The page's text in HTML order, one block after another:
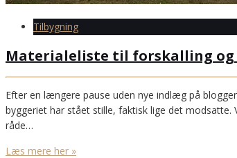
Tilbygning
Materialeliste til forskalling
Efter en længere pause uden nye indlæg på
byggeriet har stået stille, faktisk lige det
råde…
Læs mere her »